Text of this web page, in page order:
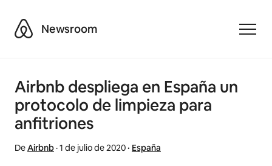
AirbnbNewsroom
Airbnb despliega en España un
protocolo de limpieza para
anfitriones
DeAirbnb·1 de julio de 2020· España